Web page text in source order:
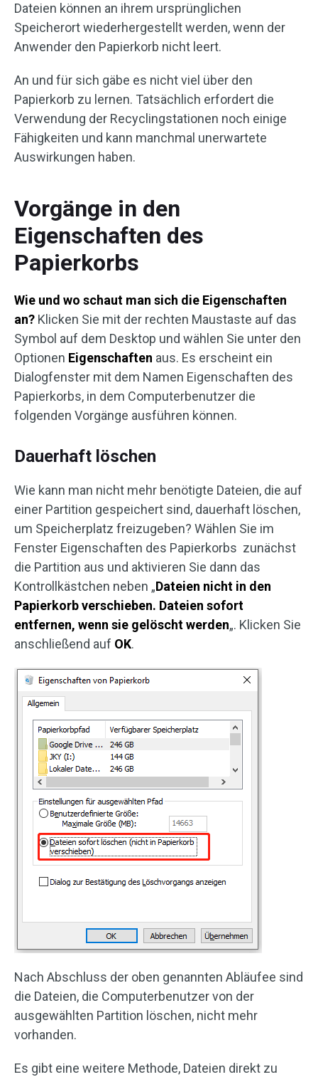
Dateien können an ihrem ursprünglichen
Speicherort wiederhergestellt werden, wenn der
Anwender den Papierkorb nicht leert.
An und für sich gäbe es nicht viel über den
Papierkorb zu lernen. Tatsächlich erfordert die
Verwendung der Recyclingstationen noch einige
Fähigkeiten und kann manchmal unerwartete
Auswirkungen haben.
Vorgänge in den
Eigenschaften des
Papierkorbs
Wie und wo schaut man sich die Eigenschaften
an? Klicken Sie mit der rechten Maustaste auf das
Symbol auf dem Desktop und wählen Sie unter den
Optionen Eigenschaften aus. Es erscheint ein
Dialogfenster mit dem Namen Eigenschaften des
Papierkorbs, in dem Computerbenutzer die
folgenden Vorgänge ausführen können.
Dauerhaft löschen
Wie kann man nicht mehr benötigte Dateien, die auf
einer Partition gespeichert sind, dauerhaft löschen,
um Speicherplatz freizugeben? Wählen Sie im
Fenster Eigenschaften des Papierkorbs zunächst
die Partition aus und aktivieren Sie dann das
Kontrollkästchen neben „Dateien nicht in den
Papierkorb verschieben. Dateien sofort
entfernen, wenn sie gelöscht werden„. Klicken Sie
anschließend auf OK.
Nach Abschluss der oben genannten Abläufee sind
die Dateien, die Computerbenutzer von der
ausgewählten Partition löschen, nicht mehr
vorhanden.
Es gibt eine weitere Methode, Dateien direkt zu